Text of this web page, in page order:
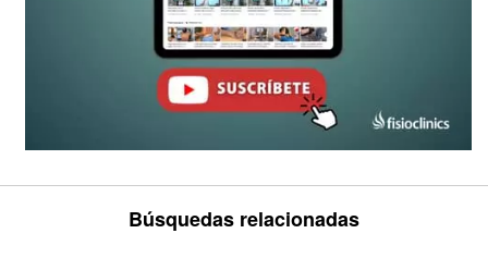
Búsquedas relacionadas